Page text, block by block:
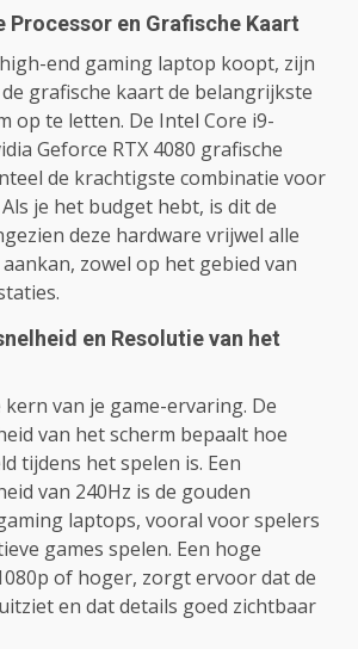
Processor en Grafische Kaart
end gaming laptop koopt, zijn
grafische kaart de belangrijkste
op te letten. De Intel Core i9-
Geforce RTX 4080 grafische
de krachtigste combinatie voor
je het budget hebt, is dit de
deze hardware vrijwel alle
zowel op het gebied van
en Resolutie van het
kern van je game-ervaring. De
van het scherm bepaalt hoe
tijdens het spelen is. Een
van 240Hz is de gouden
laptops, vooral voor spelers
games spelen. Een hoge
of hoger, zorgt ervoor dat de
en dat details goed zichtbaar